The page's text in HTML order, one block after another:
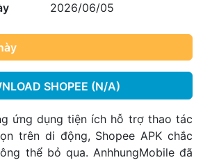
2026/06/05
SHOPEE (N/A)
ứng dụng tiện ích hỗ trợ thao tác
trên di động, Shopee APK chắc
thể bỏ qua. AnhhungMobile đã